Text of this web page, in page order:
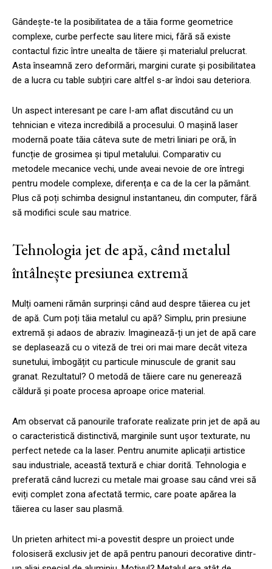
Gândește-te la posibilitatea de a tăia forme geometrice
complexe, curbe perfecte sau litere mici, fără să existe
contactul fizic între unealta de tăiere și materialul prelucrat.
Asta înseamnă zero deformări, margini curate și posibilitatea
de a lucra cu table subțiri care altfel s-ar îndoi sau deteriora.
Un aspect interesant pe care l-am aflat discutând cu un
tehnician e viteza incredibilă a procesului. O mașină laser
modernă poate tăia câteva sute de metri liniari pe oră, în
funcție de grosimea și tipul metalului. Comparativ cu
metodele mecanice vechi, unde aveai nevoie de ore întregi
pentru modele complexe, diferența e ca de la cer la pământ.
Plus că poți schimba designul instantaneu, din computer, fără
să modifici scule sau matrice.
Tehnologia jet de apă, când metalul
întâlnește presiunea extremă
Mulți oameni rămân surprinși când aud despre tăierea cu jet
de apă. Cum poți tăia metalul cu apă? Simplu, prin presiune
extremă și adaos de abraziv. Imaginează-ți un jet de apă care
se deplasează cu o viteză de trei ori mai mare decât viteza
sunetului, îmbogățit cu particule minuscule de granit sau
granat. Rezultatul? O metodă de tăiere care nu generează
căldură și poate procesa aproape orice material.
Am observat că panourile traforate realizate prin jet de apă au
o caracteristică distinctivă, marginile sunt ușor texturate, nu
perfect netede ca la laser. Pentru anumite aplicații artistice
sau industriale, această textură e chiar dorită. Tehnologia e
preferată când lucrezi cu metale mai groase sau când vrei să
eviți complet zona afectată termic, care poate apărea la
tăierea cu laser sau plasmă.
Un prieten arhitect mi-a povestit despre un proiect unde
folosiseră exclusiv jet de apă pentru panouri decorative dintr-